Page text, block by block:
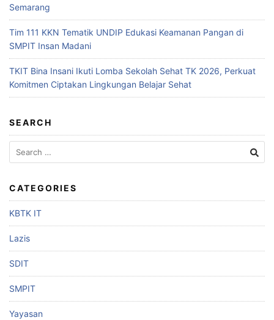
Semarang
Tim 111 KKN Tematik UNDIP Edukasi Keamanan Pangan di
SMPIT Insan Madani
TKIT Bina Insani Ikuti Lomba Sekolah Sehat TK 2026, Perkuat
Komitmen Ciptakan Lingkungan Belajar Sehat
SEARCH
CATEGORIES
KBTK IT
Lazis
SDIT
SMPIT
Yayasan